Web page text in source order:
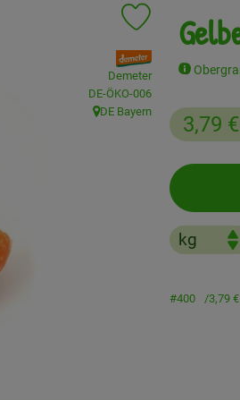
3,79 €
Produkt zu
, Verband:
Demeter
, Kontrollstelle:
DE-ÖKO-006
, Herkunft:
DE Bayern
#400 3,79 €